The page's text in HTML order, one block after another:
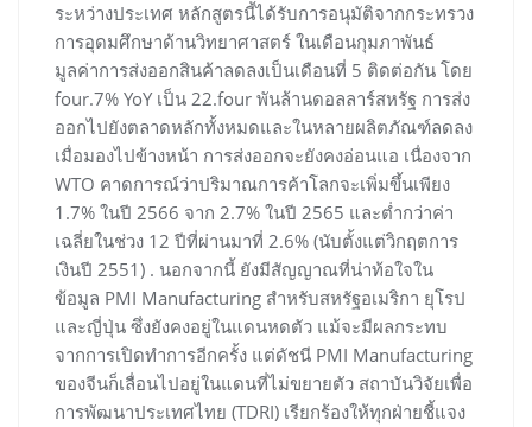
ระหว่างประเทศ หลักสูตรนี้ได้รับการอนุมัติจากกระทรวง
การอุดมศึกษาด้านวิทยาศาสตร์ ในเดือนกุมภาพันธ์
มูลค่าการส่งออกสินค้าลดลงเป็นเดือนที่ 5 ติดต่อกัน โดย
four.7% YoY เป็น 22.four พันล้านดอลลาร์สหรัฐ การส่ง
ออกไปยังตลาดหลักทั้งหมดและในหลายผลิตภัณฑ์ลดลง
เมื่อมองไปข้างหน้า การส่งออกจะยังคงอ่อนแอ เนื่องจาก
WTO คาดการณ์ว่าปริมาณการค้าโลกจะเพิ่มขึ้นเพียง
1.7% ในปี 2566 จาก 2.7% ในปี 2565 และต่ำกว่าค่า
เฉลี่ยในช่วง 12 ปีที่ผ่านมาที่ 2.6% (นับตั้งแต่วิกฤตการ
เงินปี 2551) . นอกจากนี้ ยังมีสัญญาณที่น่าท้อใจใน
ข้อมูล PMI Manufacturing สำหรับสหรัฐอเมริกา ยุโรป
และญี่ปุ่น ซึ่งยังคงอยู่ในแดนหดตัว แม้จะมีผลกระทบ
จากการเปิดทำการอีกครั้ง แต่ดัชนี PMI Manufacturing
ของจีนก็เลื่อนไปอยู่ในแดนที่ไม่ขยายตัว สถาบันวิจัยเพื่อ
การพัฒนาประเทศไทย (TDRI) เรียกร้องให้ทุกฝ่ายชี้แจง